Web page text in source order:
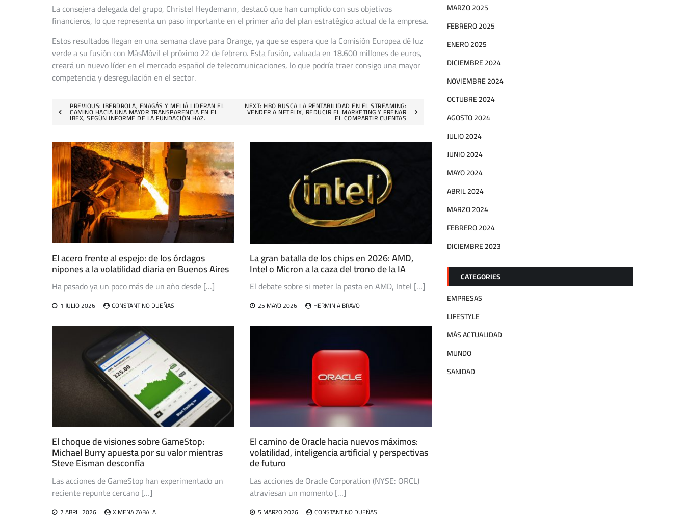
La consejera delegada del grupo, Christel Heydemann, destacó que han cumplido con sus objetivos
financieros, lo que representa un paso importante en el primer año del plan estratégico actual de la empresa.
Estos resultados llegan en una semana clave para Orange, ya que se espera que la Comisión Europea dé luz
verde a su fusión con MásMóvil el próximo 22 de febrero. Esta fusión, valuada en 18.600 millones de euros,
creará un nuevo líder en el mercado español de telecomunicaciones, lo que podría traer consigo una mayor
competencia y desregulación en el sector.
Navegación
entradas
PREVIOUS: IBERDROLA, ENAGÁS Y MELIÁ LIDERAN EL
CAMINO HACIA UNA MAYOR TRANSPARENCIA EN EL
IBEX, SEGÚN INFORME DE LA FUNDACIÓN HAZ.
NEXT: HBO BUSCA LA RENTABILIDAD EN EL STREAMING:
VENDER A NETFLIX, REDUCIR EL MARKETING Y FRENAR
EL COMPARTIR CUENTAS
El acero frente al espejo: de los órdagos
nipones a la volatilidad diaria en Buenos Aires
Ha pasado ya un poco más de un año desde […]
1 JULIO 2026 CONSTANTINO DUEÑAS
La gran batalla de los chips en 2026: AMD,
Intel o Micron a la caza del trono de la IA
El debate sobre si meter la pasta en AMD, Intel […]
25 MAYO 2026 HERMINIA BRAVO
El choque de visiones sobre GameStop:
Michael Burry apuesta por su valor mientras
Steve Eisman desconfía
Las acciones de GameStop han experimentado un
reciente repunte cercano […]
7 ABRIL 2026 XIMENA ZABALA
El camino de Oracle hacia nuevos máximos:
volatilidad, inteligencia artificial y perspectivas
de futuro
Las acciones de Oracle Corporation (NYSE: ORCL)
atraviesan un momento […]
5 MARZO 2026 CONSTANTINO DUEÑAS
MARZO 2025
FEBRERO 2025
ENERO 2025
DICIEMBRE 2024
NOVIEMBRE 2024
OCTUBRE 2024
AGOSTO 2024
JULIO 2024
JUNIO 2024
MAYO 2024
ABRIL 2024
MARZO 2024
FEBRERO 2024
DICIEMBRE 2023
CATEGORIES
EMPRESAS
LIFESTYLE
MÁS ACTUALIDAD
MUNDO
SANIDAD